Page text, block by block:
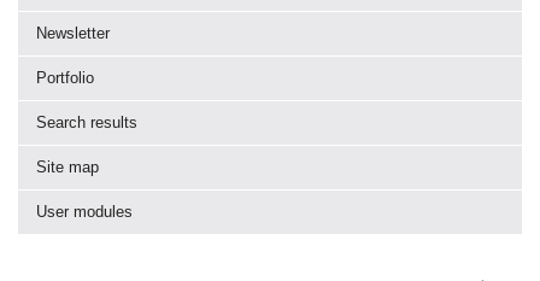
Newsletter
Portfolio
Search results
Site map
User modules